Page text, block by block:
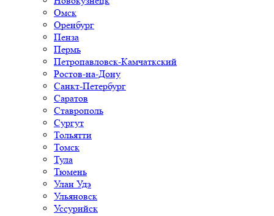
Омск
Оренбург
Пенза
Пермь
Петропавловск-Камчаткский
Ростов-на-Дону
Санкт-Петербург
Саратов
Ставрополь
Сургут
Тольятти
Томск
Тула
Тюмень
Улан Удэ
Ульяновск
Уссурийск